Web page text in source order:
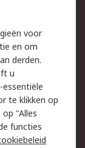
voor
en om
derden.
u
te klikken op
"Alles
functies